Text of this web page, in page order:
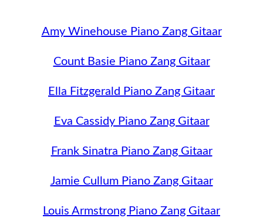
Amy Winehouse Piano Zang Gitaar
Count Basie Piano Zang Gitaar
Ella Fitzgerald Piano Zang Gitaar
Eva Cassidy Piano Zang Gitaar
Frank Sinatra Piano Zang Gitaar
Jamie Cullum Piano Zang Gitaar
Louis Armstrong Piano Zang Gitaar